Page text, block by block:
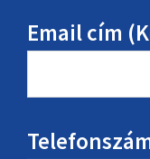
Email cím